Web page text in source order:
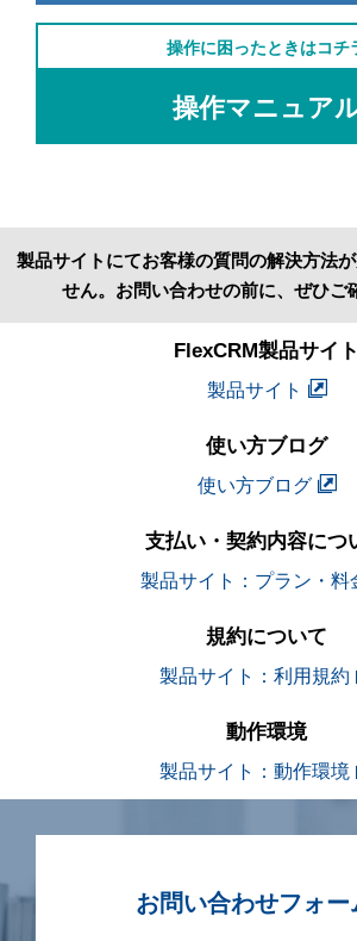
操作に困ったときはコチ
操作マニュア
製品サイトにてお客様の質問の解決方法
せん。お問い合わせの前に、ぜひご
FlexCRM製品サイト
製品サイト
使い方ブログ
使い方ブログ
支払い・契約内容につ
製品サイト：プラン・料
規約について
製品サイト：利用規約
動作環境
製品サイト：動作環境
お問い合わせフォー